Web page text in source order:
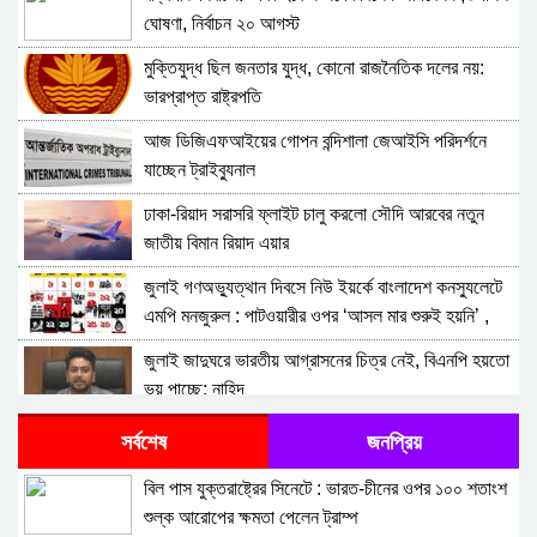
ঘোষণা, নির্বাচন ২০ আগস্ট
মুক্তিযুদ্ধ ছিল জনতার যুদ্ধ, কোনো রাজনৈতিক দলের নয়:
ভারপ্রাপ্ত রাষ্ট্রপতি
আজ ডিজিএফআইয়ের গোপন বন্দিশালা জেআইসি পরিদর্শনে
যাচ্ছেন ট্রাইব্যুনাল
ঢাকা-রিয়াদ সরাসরি ফ্লাইট চালু করলো সৌদি আরবের নতুন
জাতীয় বিমান রিয়াদ এয়ার
জুলাই গণঅভ্যুত্থান দিবসে নিউ ইয়র্কে বাংলাদেশ কনস্যুলেটে
এমপি মনজুরুল : পাটওয়ারীর ওপর ‘আসল মার শুরুই হয়নি’ ,
বক্তব্যের প্রতিবাদ জানিয়েছে এনসিপি
জুলাই জাদুঘরে ভারতীয় আগ্রাসনের চিত্র নেই, বিএনপি হয়তো
ভয় পাচ্ছে: নাহিদ
একটি মহল আবার দেশকে অস্থির করে তোলার চেষ্টা করছে:
কর্তৃত্ববাদী শাসক না হওয়ায় জামায়াতের প্রদর্শনীতে মুজিব
সর্বশেষ জনপ্রিয়
বিল পাস যুক্তরাষ্ট্রের সিনেটে : ভারত-চীনের ওপর ১০০ শতাংশ
শুল্ক আরোপের ক্ষমতা পেলেন ট্রাম্প